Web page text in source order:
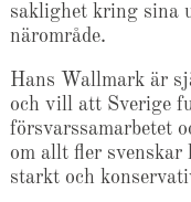
saklighet kring sina
närområde.
Hans Wallmark är
och vill att Sverige
försvarssamarbetet
om allt fler svenskar
starkt och